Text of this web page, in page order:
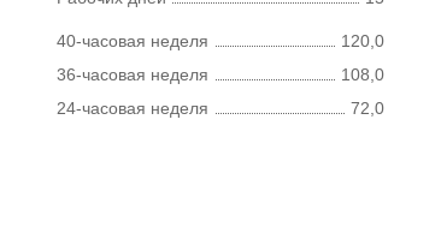
40-часовая неделя
120,0
36-часовая неделя
108,0
24-часовая неделя
72,0